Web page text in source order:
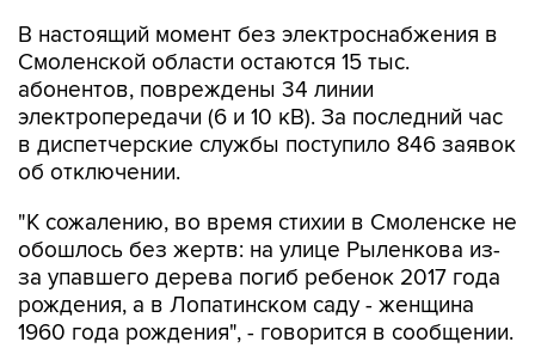
В настоящий момент без электроснабжения в
Смоленской области остаются 15 тыс.
абонентов, повреждены 34 линии
электропередачи (6 и 10 кВ). За последний час
в диспетчерские службы поступило 846 заявок
об отключении.
"К сожалению, во время стихии в Смоленске не
обошлось без жертв: на улице Рыленкова из-
за упавшего дерева погиб ребенок 2017 года
рождения, а в Лопатинском саду - женщина
1960 года рождения", - говорится в сообщении.